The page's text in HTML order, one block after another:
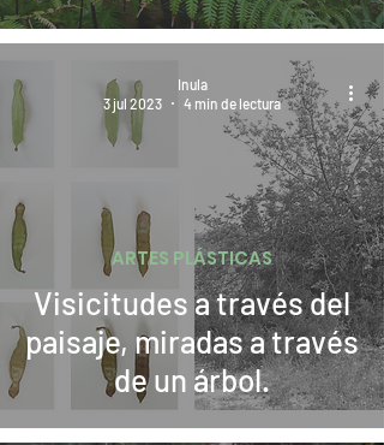
Visicitudes a través del
paisaje, miradas a través
de un árbol.
ARTES PLÁSTICAS
Inula
3 jul 2023
4 min de lectura